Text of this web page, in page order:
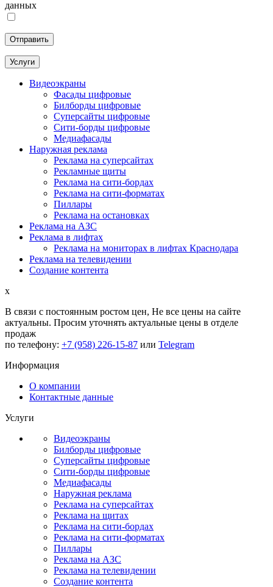
данных
Услуги
Видеоэкраны
Фасады цифровые
Билборды цифровые
Суперсайты цифровые
Сити-борды цифровые
Медиафасады
Наружная реклама
Реклама на суперсайтах
Рекламные щиты
Реклама на сити-бордах
Реклама на сити-форматах
Пиллары
Реклама на остановках
Реклама на АЗС
Реклама в лифтах
Реклама на мониторах в лифтах Краснодара
Реклама на телевидении
Создание контента
x
В связи с постоянным ростом цен, Не все цены на сайте
актуальны. Просим уточнять актуальные цены в отделе
продаж
по телефону: +7 (958) 226-15-87 или Telegram
Информация
О компании
Контактные данные
Услуги
Видеоэкраны
Билборды цифровые
Суперсайты цифровые
Сити-борды цифровые
Медиафасады
Наружная реклама
Реклама на суперсайтах
Реклама на щитах
Реклама на сити-бордах
Реклама на сити-форматах
Пиллары
Реклама на АЗС
Реклама на телевидении
Создание контента